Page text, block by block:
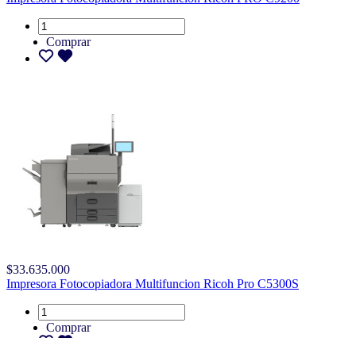
Comprar
$33.635.000
Impresora Fotocopiadora Multifuncion Ricoh Pro C5300S
Comprar